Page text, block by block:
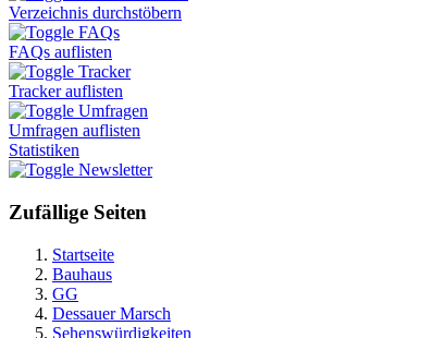
Verzeichnis durchstöbern
FAQs
FAQs auflisten
Tracker
Tracker auflisten
Umfragen
Umfragen auflisten
Statistiken
Newsletter
Zufällige Seiten
Startseite
Bauhaus
GG
Dessauer Marsch
Sehenswürdigkeiten